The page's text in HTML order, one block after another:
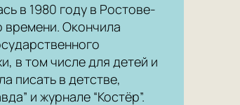
в 1980 году в Ростове-
времени. Окончила
в том числе для детей и
писать в детстве,
и журнале “Костёр”.